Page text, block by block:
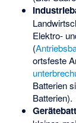
Elektro-
(
ortsfeste
Batterien
Batterien).